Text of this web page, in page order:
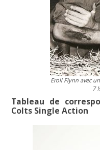
Eroll Flynn avec
7
Tableau de
Colts Single Action